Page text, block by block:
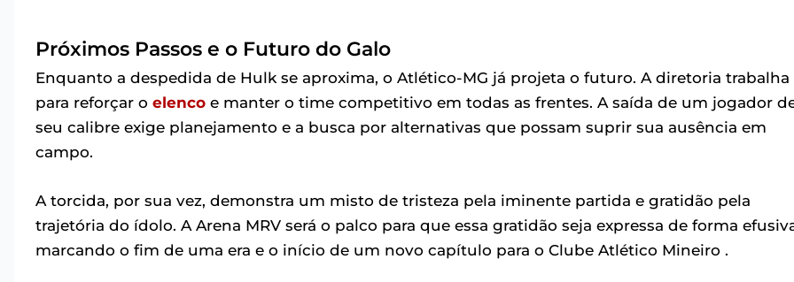
Próximos Passos e o Futuro do Galo
Enquanto a despedida de Hulk se aproxima, o Atlético-MG já projeta o futuro. A diretoria trabalha
para reforçar o elenco e manter o time competitivo em todas as frentes. A saída de um jogador
seu calibre exige planejamento e a busca por alternativas que possam suprir sua ausência em
campo.
A torcida, por sua vez, demonstra um misto de tristeza pela iminente partida e gratidão pela
trajetória do ídolo. A Arena MRV será o palco para que essa gratidão seja expressa de forma
marcando o fim de uma era e o início de um novo capítulo para o Clube Atlético Mineiro .